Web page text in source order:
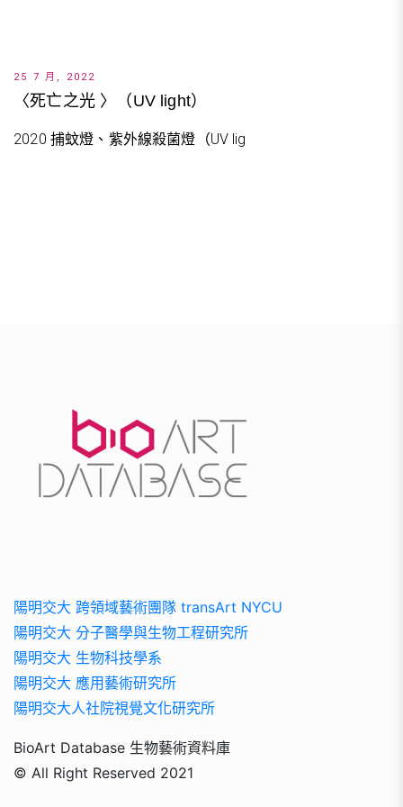
25 7 月, 2022
〈死亡之光 〉（UV light）
2020 捕蚊燈、紫外線殺菌燈（UV lig
陽明交大 跨領域藝術團隊 transArt NYCU
陽明交大 分子醫學與生物工程研究所
陽明交大 生物科技學系
陽明交大 應用藝術研究所
陽明交大人社院視覺文化研究所
BioArt Database 生物藝術資料庫
© All Right Reserved 2021